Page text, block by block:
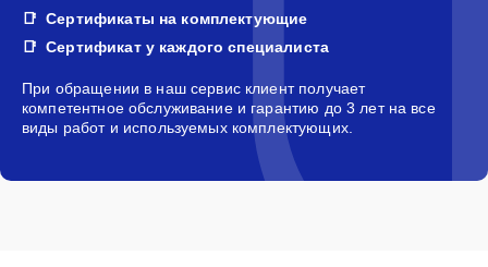
Сертификаты на комплектующие
Сертификат у каждого специалиста
При обращении в наш сервис клиент получает
компетентное обслуживание и гарантию до 3 лет на все
виды работ и используемых комплектующих.